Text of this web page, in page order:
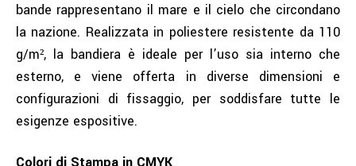
bande rappresentano il mare e il cielo che circondano
la nazione. Realizzata in poliestere resistente da 110
g/m², la bandiera è ideale per l’uso sia interno che
esterno, e viene offerta in diverse dimensioni e
configurazioni di fissaggio, per soddisfare tutte le
esigenze espositive.
Colori di Stampa in CMYK